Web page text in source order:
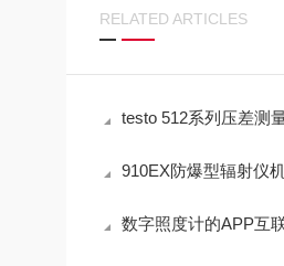
RELATED ARTICLES
testo 512系列压差测量仪数字通信与数据管
910EX防爆型辐射仪机械结构与环境
数字照度计的APP互联架构与现场数据闭